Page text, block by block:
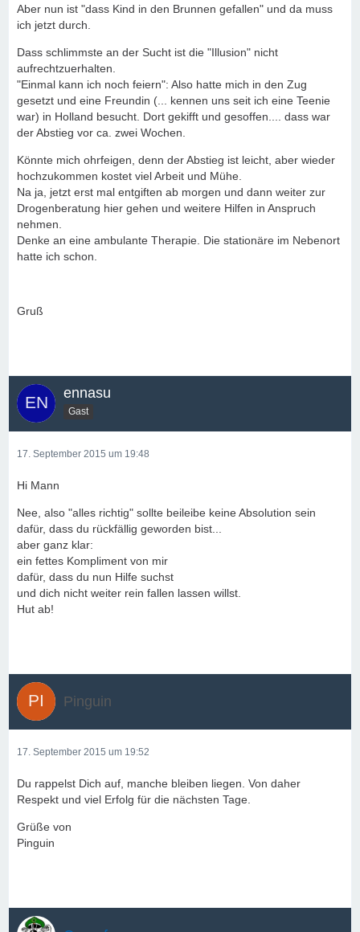
Aber nun ist "dass Kind in den Brunnen gefallen" und da muss
ich jetzt durch.
Dass schlimmste an der Sucht ist die "Illusion" nicht
aufrechtzuerhalten.
"Einmal kann ich noch feiern": Also hatte mich in den Zug
gesetzt und eine Freundin (... kennen uns seit ich eine Teenie
war) in Holland besucht. Dort gekifft und gesoffen.... dass war
der Abstieg vor ca. zwei Wochen.
Könnte mich ohrfeigen, denn der Abstieg ist leicht, aber wieder
hochzukommen kostet viel Arbeit und Mühe.
Na ja, jetzt erst mal entgiften ab morgen und dann weiter zur
Drogenberatung hier gehen und weitere Hilfen in Anspruch
nehmen.
Denke an eine ambulante Therapie. Die stationäre im Nebenort
hatte ich schon.
Gruß
ennasu
Gast
17. September 2015 um 19:48
Hi Mann
Nee, also "alles richtig" sollte beileibe keine Absolution sein
dafür, dass du rückfällig geworden bist...
aber ganz klar:
ein fettes Kompliment von mir
dafür, dass du nun Hilfe suchst
und dich nicht weiter rein fallen lassen willst.
Hut ab!
Pinguin
17. September 2015 um 19:52
Du rappelst Dich auf, manche bleiben liegen. Von daher
Respekt und viel Erfolg für die nächsten Tage.
Grüße von
Pinguin